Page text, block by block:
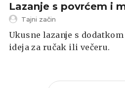
Lazanje s povrćem i
Tajni začin
Ukusne lazanje s
ideja za ručak ili večeru.